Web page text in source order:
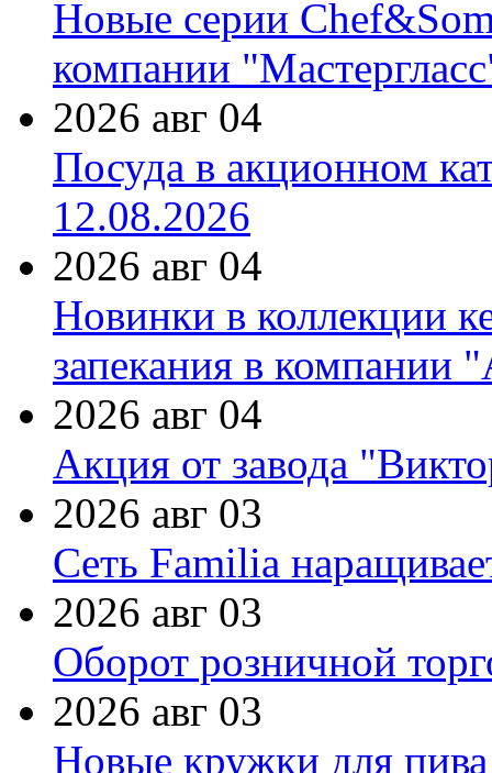
Новые серии
компании
2026 авг 04
Посуда в акционном
12.08.2026
2026 авг 04
Новинки в коллекции
запекания в компании
2026 авг 04
Акция от завода
2026 авг 03
Сеть Familia
2026 авг 03
Оборот розничной
2026 авг 03
Новые кружки для